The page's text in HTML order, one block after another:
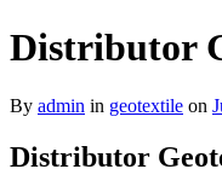
Distributor
By admin in geotextile on
Distributor